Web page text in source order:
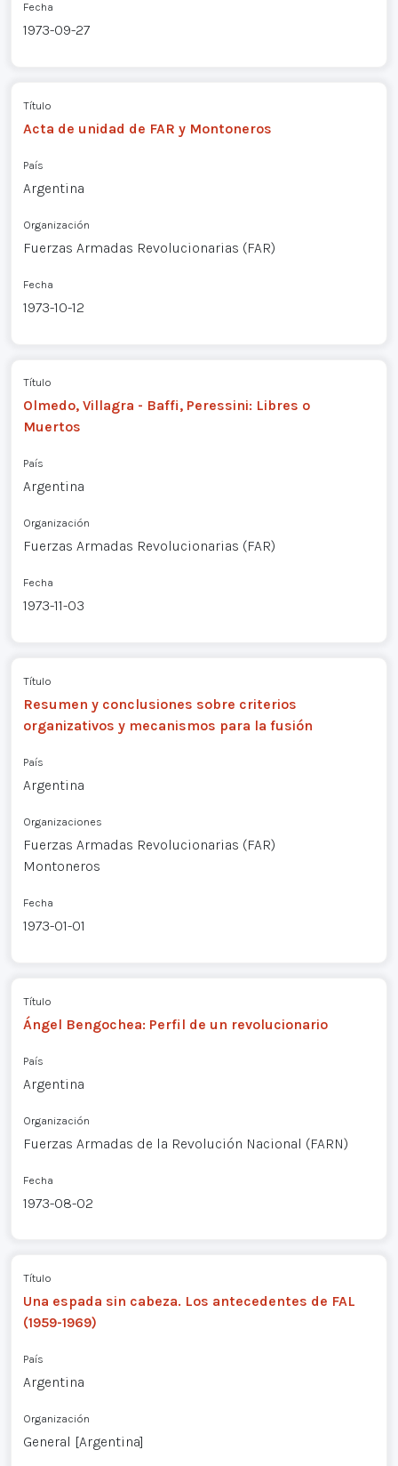
Fecha
1973-09-27
Título
Acta de unidad de FAR y Montoneros
País
Argentina
Organización
Fuerzas Armadas Revolucionarias (FAR)
Fecha
1973-10-12
Título
Olmedo, Villagra - Baffi, Peressini: Libres o
Muertos
País
Argentina
Organización
Fuerzas Armadas Revolucionarias (FAR)
Fecha
1973-11-03
Título
Resumen y conclusiones sobre criterios
organizativos y mecanismos para la fusión
País
Argentina
Organizaciones
Fuerzas Armadas Revolucionarias (FAR)
Montoneros
Fecha
1973-01-01
Título
Ángel Bengochea: Perfil de un revolucionario
País
Argentina
Organización
Fuerzas Armadas de la Revolución Nacional (FARN)
Fecha
1973-08-02
Título
Una espada sin cabeza. Los antecedentes de FAL
(1959-1969)
País
Argentina
Organización
General [Argentina]